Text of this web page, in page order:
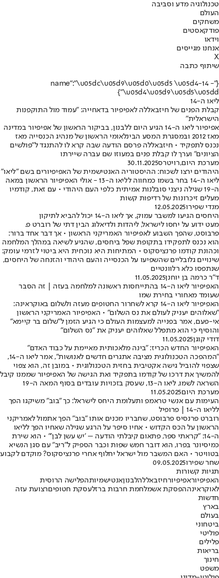
טכנולוגיה מדע וסביבה
העולם
משחקים
פודקאסטים
וידאו
אנחנו מגייסים
X
שיתוף כתבה
{"name":"\u05dc\u05d9\u05d0\u05d5 \u05d4-14 -
\u05d4\u05d9\u05d5\u05dd"}
ליאו ה-14
קבלת הפנים של חיזבאללה לאפיפיור בדאחייה: ״עמוד מול התוקפנות
הישראלית״
אפיפיור ליאו ה-14 הגיע היום ללבנון, בביקור הראשון של אפיפיור במדינה
מאז 2012 ובמסגרת המסע הבינלאומי הראשון של מנהיג הכנסייה מאז
נכנס לתפקיד • חיזבאללה פרסם הודעה שבה קרא לו להתנגד ל״פולשים
הציונים״ וערך לו קבלת פנים במעוזו שם עברה שיירתו
מערכת היום,רויטרס30.11.2025
היהודים ירצו לשכוח: ההיסטוריה האנטישמית של האפיפיורים בשם "ליאו"
ליאו ה-14 בחר בשמו כמחווה לליאו ה-13 - אולי האפיפיור הראשון במאה
ה-19 שגילה ניצני סובלנות אמיתית כלפי העם היהודי • עם זאת, קודמיו
מעלים זיכרונות של רדיפות קשות
מנדי שפירו12.05.2025
היחסים הגיעו למשבר עמוק, אך ליאו ה-14 יכול להביא לתיקון
מעט ידוע על יחסו לישראל, ליהדות ולדיאלוג הבין דתי של רוברט פ.
פרבוסט, שהפך השבוע לאפיפיור האמריקני הראשון • אך דבר אחד ברור:
הוא נכנס לתפקידו בתקופת שפל ביחסים, שהגיע לשיאה במהלך המלחמה
וכהונת קודמו פרנציסקוס • המתיחות היא נוכחית היא ביטוי לזרמי עומק:
שינויים גלובליים שהשפיעו על הכנסייה והעם היהודי והזנחה של היחסים,
שנתפסו כלא רלוונטיים
ד״ר כרמה בן יוחנן11.05.2025
האפיפיור ליאו ה-14 בהתייחסות ראשונה למלחמה בעזה | זה הסבר
שעומד מאחורי בחירת שמו
האפיפיור ליאו ה-14 קרא לשחרור החטופים מעזה ולשלום באוקראינה:
"שאלוהים יעניק לעולם את נס השלום" • האפיפיור האמריקני הראשון
אי-פעם, אמר בפנייה למעצמות העולם כי הגיע הזמן ל"שלום בר קיימא"
והוסיף כי הוא מתפלל שאלוהים יעניק את "נס השלום"
דודי קוגן11.05.2025
האפיפיור החדש הכריז: "בינה מלאכותית מאיימת על כבוד האדם"
"המהפכה הטכנולוגית מציבה אתגרים חדשים לאנושות", אמר ליאו ה-14,
שצפוי להוביל גישה אקטיבית בחזית הטכנולוגית • במובן זה, הוא צפוי
להמשיך את דרכו של קודמו בתפקיד ואת הגישה של האפיפיור שממנו קיבל
השראה לשמו, ליאו ה-13, שעסק בזכויות עובדים בסוף המאה ה-19
מערכת היום11.05.2025
העימות עם אנשי טראמפ ותעלומת היחס לישראל: כך ״בוב״ משיקגו הפך
לליאו ה-14 | פרופיל
רוברט פרנסיס פרבוסט, שחבריו מכנים אותו ״בוב״ הפך אתמול לאמריקני
הראשון על הכס הקדוש • אחיו סיפר על הרגע שגילה שאחיו הפך לליאו
ה-14: ״קראתי ספר, פתאום קיבלתי הודעה – ׳יש עשן לבן׳״ • הוא שירת
כמיסיונר בפרו, הוא דובר חמש שפות וכבר הספיק ל״ריב״ עם סגן הנשיא
בטוויטר • האם המשבר מול ישראל יחלוף אחרי פרנציסקוס? מוקדם לקבוע
שחר שפירו09.05.2025
תגיות קשורות
האפיפיוראפיפיורחיזבאללהלבנוןאנטישמיותהפלישה הרוסית
לאוקראינההפסקת אשמלחמת חרבות ברזלעסקת חטופיםרצועת עזה
חדשות
בארץ
בעולם
ביטחוני
פוליטי
פלילים
בריאות
חינוך
משפט